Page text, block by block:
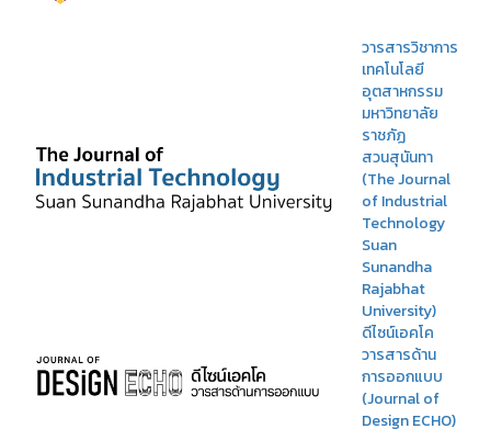
วารสารวิชาการ
เทคโนโลยี
อุตสาหกรรม
มหาวิทยาลัย
ราชภัฏ
สวนสุนันทา
(The Journal
of Industrial
Technology
Suan
Sunandha
Rajabhat
University)
ดีไซน์เอคโค
วารสารด้าน
การออกแบบ
(Journal of
Design ECHO)